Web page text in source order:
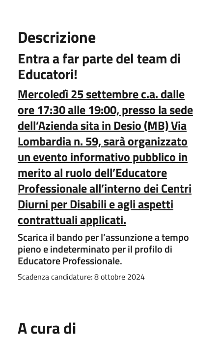
Descrizione
Entra a far parte del team di
Educatori!
Mercoledì 25 settembre c.a. dalle
ore 17:30 alle 19:00, presso la sede
dell’Azienda sita in Desio (MB) Via
Lombardia n. 59, sarà organizzato
un evento informativo pubblico in
merito al ruolo dell’Educatore
Professionale all’interno dei Centri
Diurni per Disabili e agli aspetti
contrattuali applicati.
Scarica il bando per l’assunzione a tempo
pieno e indeterminato per il profilo di
Educatore Professionale.
Scadenza candidature: 8 ottobre 2024
A cura di